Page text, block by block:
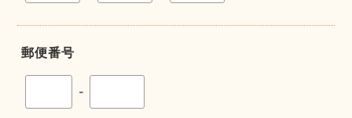
郵便番号
-